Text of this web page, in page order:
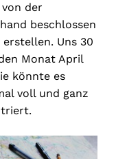
der
beschlossen
erstellen. Uns 30
Monat April
könnte es
voll und ganz